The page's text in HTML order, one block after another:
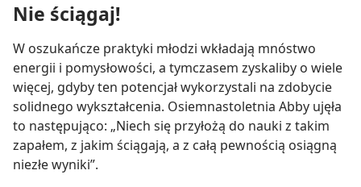
Nie ściągaj!
W oszukańcze praktyki młodzi wkładają mnóstwo
energii i pomysłowości, a tymczasem zyskaliby o wiele
więcej, gdyby ten potencjał wykorzystali na zdobycie
solidnego wykształcenia. Osiemnastoletnia Abby ujęła
to następująco: „Niech się przyłożą do nauki z takim
zapałem, z jakim ściągają, a z całą pewnością osiągną
niezłe wyniki”.